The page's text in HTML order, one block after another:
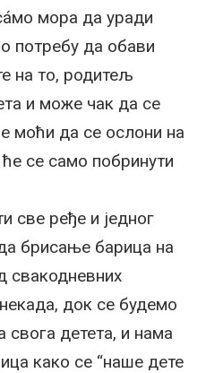
мора да уради
потребу да обави
на то, родитељ
и може чак да се
моћи да се ослони на
се само побринути
све ређе и једног
брисање барица на
свакодневних
док се будемо
свога детета, и нама
како се “наше дете